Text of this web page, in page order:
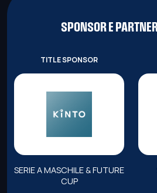
SPONSOR E
TITLE SPONSOR
SERIE A MASCHILE & FUTURE
CUP